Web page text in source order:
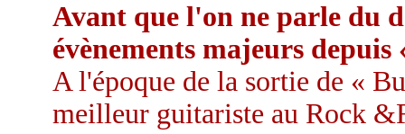
Avant que l'on ne parle du
évènements majeurs depuis
A l'époque de la sortie de «
meilleur guitariste au Rock